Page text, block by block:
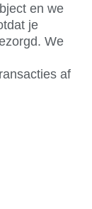
en we
je
We
af